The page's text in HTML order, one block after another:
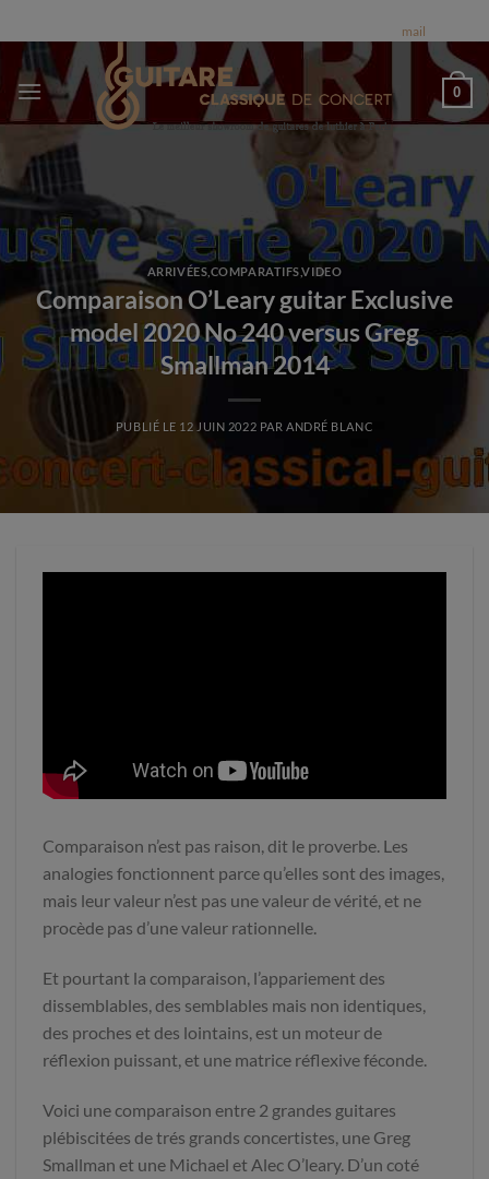
au
contenu
mail
0
ARRIVÉES COMPARATIFS,VIDEO
Comparaison O’Leary guitar Exclusive
model 2020 No 240 versus Greg
Smallman 2014
PUBLIÉ LE 12 JUIN 2022 PAR ANDRÉ BLANC
Comparaison n’est pas raison, dit le proverbe. Les
analogies fonctionnent parce qu’elles sont des images,
mais leur valeur n’est pas une valeur de vérité, et ne
procède pas d’une valeur rationnelle.
Et pourtant la comparaison, l’appariement des
dissemblables, des semblables mais non identiques,
des proches et des lointains, est un moteur de
réflexion puissant, et une matrice réflexive féconde.
Voici une comparaison entre 2 grandes guitares
plébiscitées de trés grands concertistes, une Greg
Smallman et une Michael et Alec O’leary. D’un coté